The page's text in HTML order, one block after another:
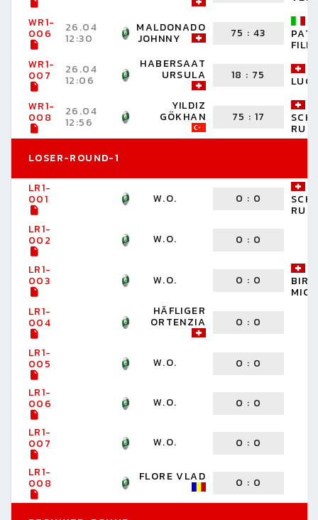
WR1-
006 26.04
12:30
MALDONADO
JOHNNY 75 :43
WR1-
007 26.04
12:06
HABERSAAT
URSULA 18 : 75
LUC
WR1-
008 26.04
12:56
YILDIZ
GÖKHAN 75 : 17
LOSER-ROUND-1
LR1-
001 W.O. 0 : 0
LR1-
002 W.O. 0 : 0
LR1-
003 W.O. 0 : 0
LR1-
004
HÄFLIGER
ORTENZIA 0 : 0
LR1-
005 W.O. 0 : 0
LR1-
006 W.O. 0 : 0
LR1-
007 W.O. 0 : 0
LR1-
008 FLORE VLAD 0 : 0